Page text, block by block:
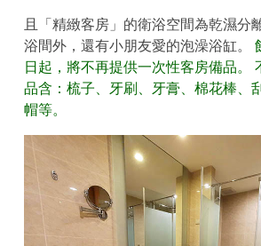
且「精緻客房」的衛浴空間為乾濕分
浴間外，還有小朋友愛的泡澡浴缸。
日起，將不再提供一次性客房備品。
品含：梳子、牙刷、牙膏、棉花棒、
帽等。